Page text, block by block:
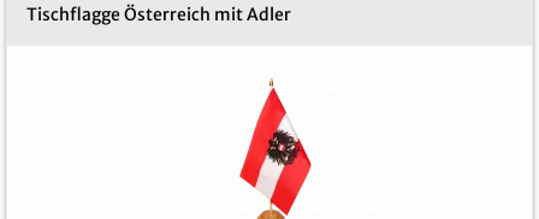
Tischflagge Österreich mit Adler